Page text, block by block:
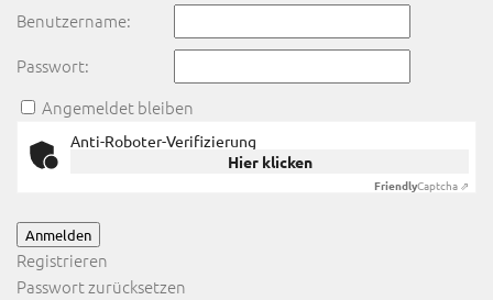
Benutzername:
Passwort:
Angemeldet bleiben
Anti-Roboter-Verifizierung
Hier klicken
FriendlyCaptcha ⇗
Anmelden
Registrieren
Passwort zurücksetzen